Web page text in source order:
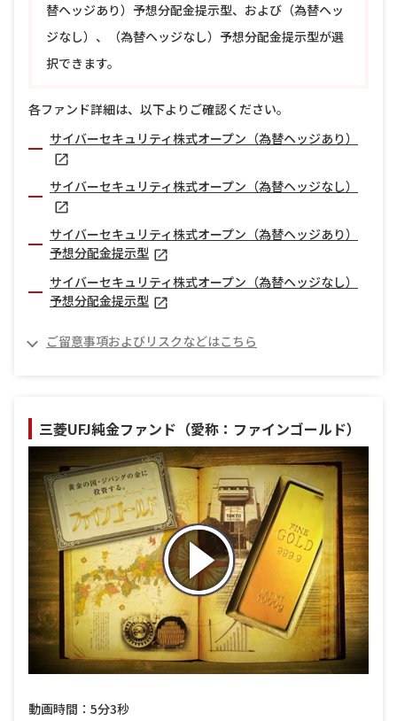
替ヘッジあり）予想分配金提示型、および（為替ヘッ
ジなし）、（為替ヘッジなし）予想分配金提示型が選
択できます。
各ファンド詳細は、以下よりご確認ください。
サイバーセキュリティ株式オープン（為替ヘッジあり）
サイバーセキュリティ株式オープン（為替ヘッジなし）
サイバーセキュリティ株式オープン（為替ヘッジあり）
予想分配金提示型
サイバーセキュリティ株式オープン（為替ヘッジなし）
予想分配金提示型
ご留意事項およびリスクなどはこちら
三菱UFJ純金ファンド（愛称：ファインゴールド）
動画時間：5分3秒